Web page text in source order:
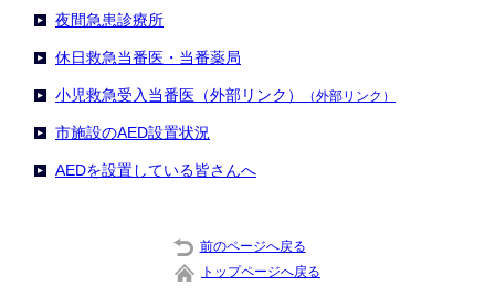
夜間急患診療所
休日救急当番医・当番薬局
小児救急受入当番医（外部リンク） （外部リンク）
市施設のAED設置状況
AEDを設置している皆さんへ
前のページへ戻る
トップページへ戻る